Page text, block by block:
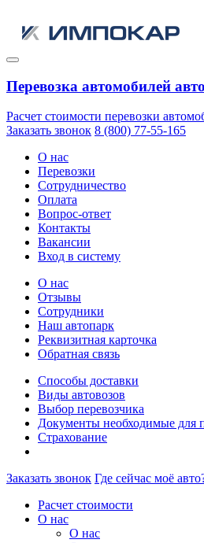
Перевозка автомобилей
Расчет стоимости перевозки
Заказать звонок 8 (800) 77-55-165
О нас
Перевозки
Сотрудничество
Оплата
Вопрос-ответ
Контакты
Вакансии
Вход в систему
О нас
Отзывы
Сотрудники
Наш автопарк
Реквизитная карточка
Обратная связь
Способы доставки
Виды автовозов
Выбор перевозчика
Документы необходимые для
Страхование
Заказать звонок Где сейчас моё
Расчет стоимости
О нас
О нас